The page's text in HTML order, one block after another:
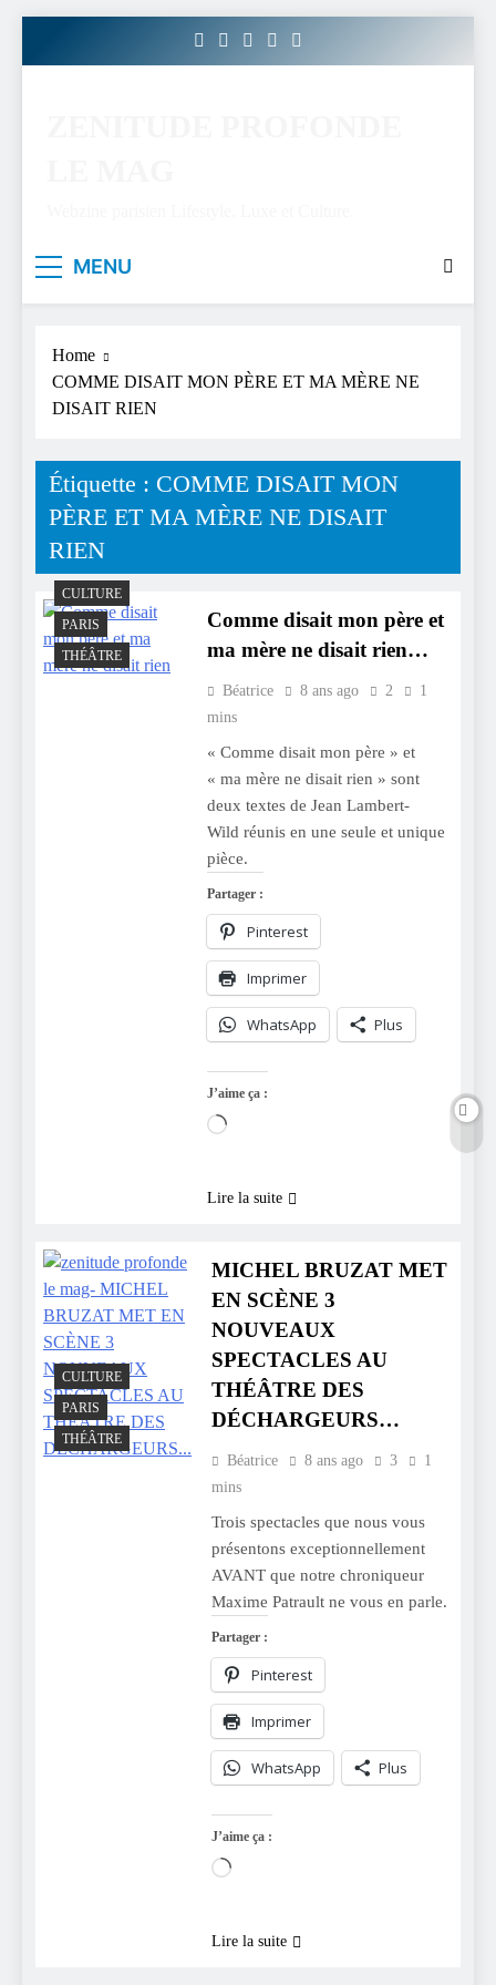
MENU
Home
COMME DISAIT MON PÈRE ET MA MÈRE NE
DISAIT RIEN
Étiquette : COMME DISAIT MON
PÈRE ET MA MÈRE NE DISAIT
RIEN
CULTURE
PARIS
THÉÂTRE
Comme disait mon père et
ma mère ne disait rien…
Béatrice 8 ans ago 2
1
mins
« Comme disait mon père » et
« ma mère ne disait rien » sont
deux textes de Jean Lambert-
Wild réunis en une seule et unique
pièce.
Partager :
Pinterest
Imprimer
WhatsApp Plus
J’aime ça :
Chargement…
Lire la suite
CULTURE
PARIS
THÉÂTRE
MICHEL BRUZAT MET
EN SCÈNE 3
NOUVEAUX
SPECTACLES AU
THÉÂTRE DES
DÉCHARGEURS…
Béatrice 8 ans ago 3
1
mins
Trois spectacles que nous vous
présentons exceptionnellement
AVANT que notre chroniqueur
Maxime Patrault ne vous en parle.
Partager :
Pinterest
Imprimer
WhatsApp Plus
J’aime ça :
Chargement…
Lire la suite